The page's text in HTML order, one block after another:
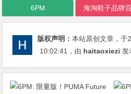
6PM 海淘鞋子品牌
版权声明：本站原创文章，于
10:02:41 ，由 haitaoxiezi 发